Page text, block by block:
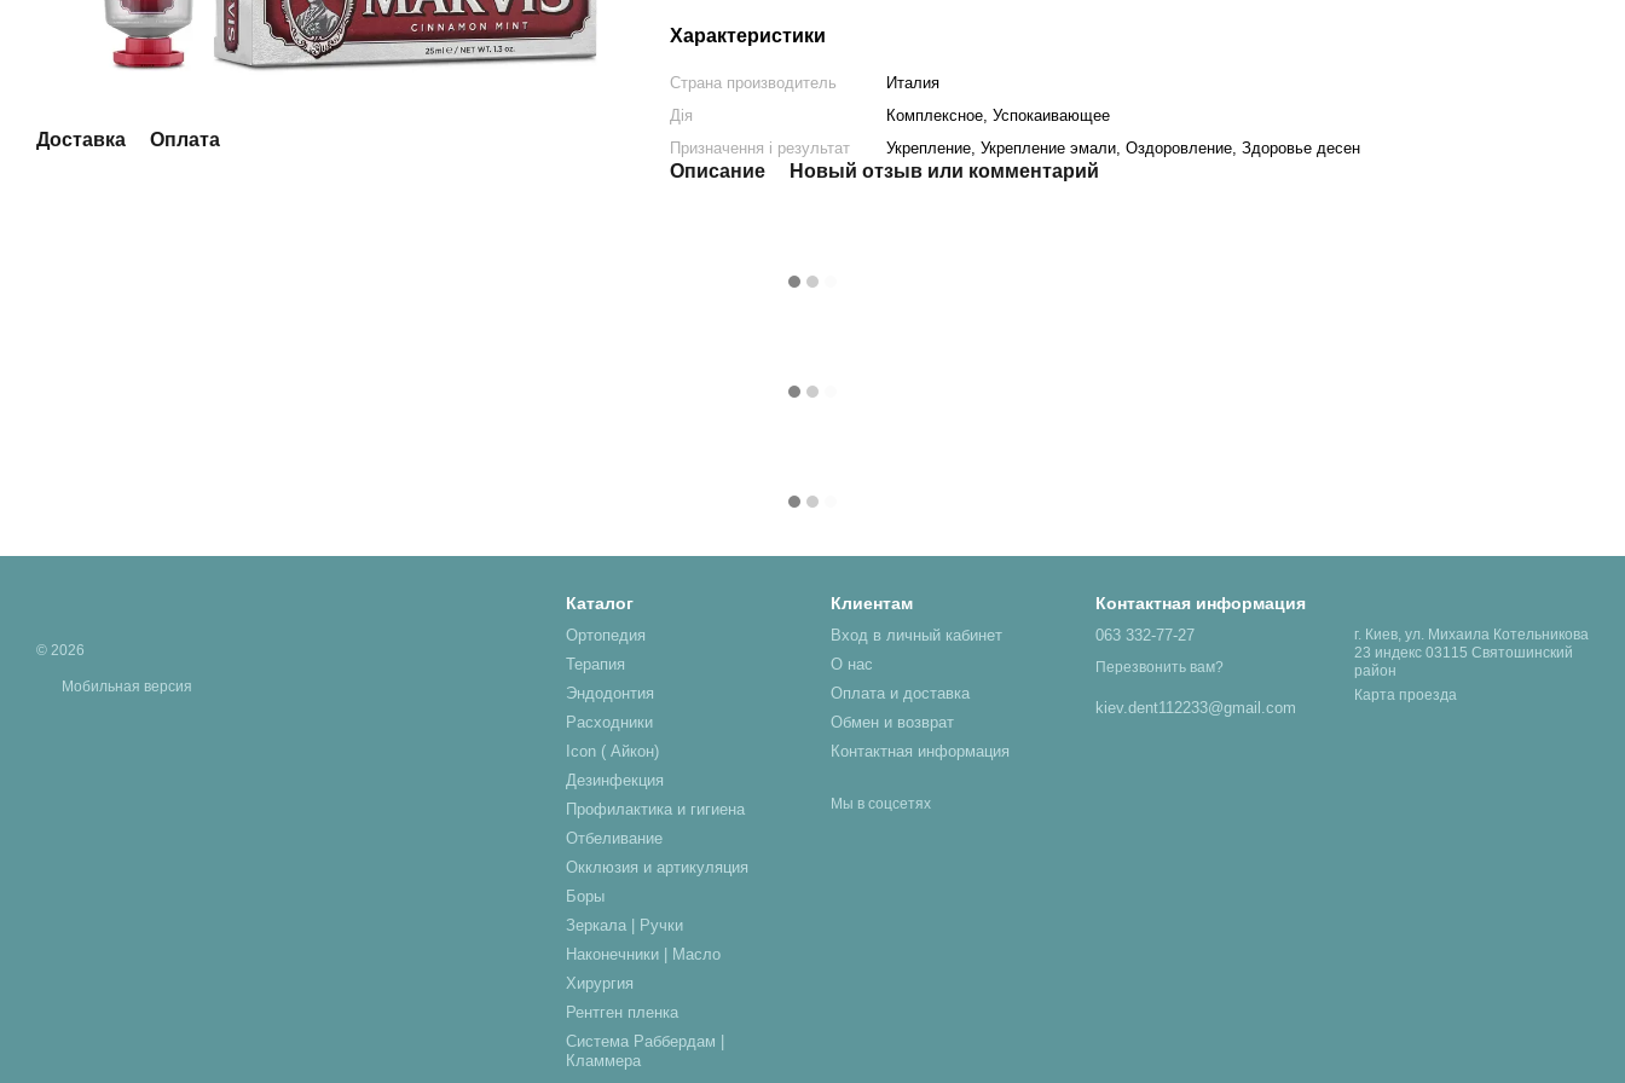
Доставка Оплата
Характеристики
Страна производитель
Италия
Дія
Комплексное, Успокаивающее
Призначення і результат
Укрепление, Укрепление эмали, Оздоровление, Здоровье десен
Описание Новый отзыв или комментарий
© 2026
Мобильная версия
Каталог
Ортопедия
Терапия
Эндодонтия
Расходники
Icon ( Айкон)
Дезинфекция
Профилактика и гигиена
Отбеливание
Окклюзия и артикуляция
Боры
Зеркала | Ручки
Наконечники | Масло
Хирургия
Рентген пленка
Система Раббердам |
Кламмера
Клиентам
Вход в личный кабинет
О нас
Оплата и доставка
Обмен и возврат
Контактная информация
Мы в соцсетях
Контактная информация
063 332-77-27
Перезвонить вам?
kiev.dent112233@gmail.com
г. Киев, ул. Михаила Котельникова
23 индекс 03115 Святошинский
район
Карта проезда